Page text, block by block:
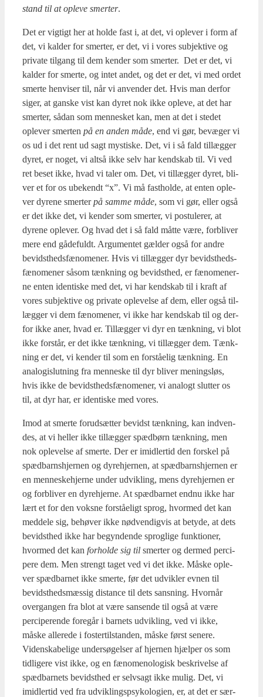
stand til at ople­ve smer­ter.
Det er vig­tigt her at hol­de fast i, at det, vi ople­ver i form af
det, vi kal­der for smer­ter, er det, vi i vores sub­jek­ti­ve og
pri­va­te til­gang til dem ken­der som smer­ter. Det er det, vi
kal­der for smer­te, og intet andet, og det er det, vi med ordet
smer­te hen­vi­ser til, når vi anven­der det. Hvis man der­for
siger, at gan­ske vist kan dyret nok ikke ople­ve, at det har
smer­ter, sådan som men­ne­sket kan, men at det i ste­det
ople­ver smer­ten på en anden måde, end vi gør, bevæ­ger vi
os ud i det rent ud sagt mysti­ske. Det, vi i så fald til­læg­ger
dyret, er noget, vi alt­så ikke selv har kend­skab til. Vi ved
ret beset ikke, hvad vi taler om. Det, vi til­læg­ger dyret, bli­
ver et for os ube­kendt “x”. Vi må fast­hol­de, at enten ople­
ver dyre­ne smer­terpå sam­me måde, som vi gør, eller også
er det ikke det, vi ken­der som smer­ter, vi postu­le­rer, at
dyre­ne ople­ver. Og hvad det i så fald måt­te være, for­bli­ver
mere end gåde­fuldt. Argu­men­tet gæl­der også for andre
bevidst­heds­fæ­no­me­ner. Hvis vi til­læg­ger dyr bevidst­heds­
fæ­no­me­ner såsom tænk­ning og bevidst­hed, er fæno­me­ner­
ne enten iden­ti­ske med det, vi har kend­skab til i kraft af
vores sub­jek­ti­ve og pri­va­te ople­vel­se af dem, eller også til­
læg­ger vi dem fæno­me­ner, vi ikke har kend­skab til og der­
for ikke aner, hvad er. Til­læg­ger vi dyr en tænk­ning, vi blot
ikke for­står, er det ikke tænk­ning, vi til­læg­ger dem. Tænk­
ning er det, vi ken­der til som en for­stå­e­lig tænk­ning. En
ana­lo­gi­slut­ning fra men­ne­ske til dyr bli­ver menings­løs,
hvis ikke de bevidst­heds­fæ­no­me­ner, vi ana­logt slut­ter os
til, at dyr har, er iden­ti­ske med vores.
Imod at smer­te for­ud­sæt­ter bevidst tænk­ning, kan ind­ven­
des, at vi hel­ler ikke til­læg­ger spæd­børn tænk­ning, men
nok ople­vel­se af smer­te. Der er imid­ler­tid den for­skel på
spæd­barns­hjer­nen og dyre­hjer­nen, at spæd­barns­hjer­nen er
en men­ne­ske­hjer­ne under udvik­ling, mens dyre­hjer­nen er
og for­bli­ver en dyre­hjer­ne. At spæd­bar­net end­nu ikke har
lært et for den voks­ne for­stå­e­ligt sprog, hvor­med det kan
med­dele sig, behø­ver ikke nød­ven­dig­vis at bety­de, at dets
bevidst­hed ikke har begyn­den­de sprog­li­ge funk­tio­ner,
hvor­med det kan for­hol­de sig til smer­ter og der­med perci­
pe­re dem. Men strengt taget ved vi det ikke. Måske ople­
ver spæd­bar­net ikke smer­te, før det udvik­ler evnen til
bevidst­heds­mæs­sig distan­ce til dets sans­ning. Hvor­når
over­gan­gen fra blot at være san­sen­de til også at være
perci­pe­ren­de fore­går i bar­nets udvik­ling, ved vi ikke,
måske alle­re­de i foster­til­stan­den, måske først sene­re.
Viden­ska­be­li­ge under­sø­gel­ser af hjer­nen hjæl­per os som
tid­li­ge­re vist ikke, og en fæno­meno­lo­gisk beskri­vel­se af
spæd­bar­nets bevidst­hed er selvsagt ikke mulig. Det, vi
imid­ler­tid ved fra udvik­lings­psy­ko­lo­gi­en, er, at det er sær­